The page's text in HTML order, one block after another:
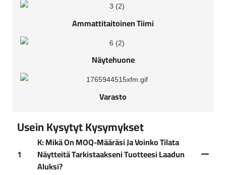
Ammattitaitoinen Tiimi
Näytehuone
Varasto
Usein Kysytyt Kysymykset
1
K: Mikä On MOQ-Määräsi Ja Voinko Tilata
Näytteitä Tarkistaakseni Tuotteesi Laadun
Aluksi?